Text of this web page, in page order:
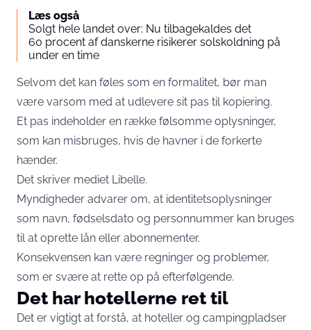
Læs også
Solgt hele landet over: Nu tilbagekaldes det
60 procent af danskerne risikerer solskoldning på
under en time
Selvom det kan føles som en formalitet, bør man
være varsom med at udlevere sit pas til kopiering.
Et pas indeholder en række følsomme oplysninger,
som kan misbruges, hvis de havner i de forkerte
hænder.
Det skriver mediet Libelle.
Myndigheder advarer om, at identitetsoplysninger
som navn, fødselsdato og personnummer kan bruges
til at oprette lån eller abonnementer.
Konsekvensen kan være regninger og problemer,
som er svære at rette op på efterfølgende.
Det har hotellerne ret til
Det er vigtigt at forstå, at hoteller og campingpladser